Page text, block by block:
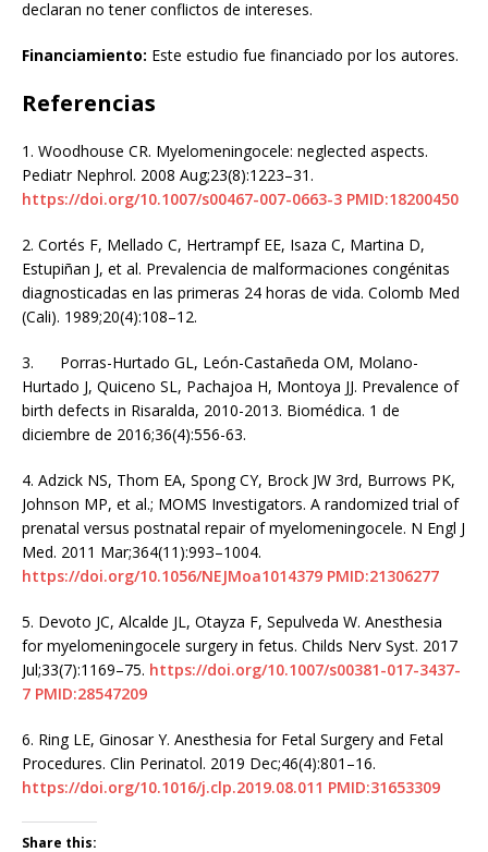
declaran no tener conflictos de intereses.
Financiamiento: Este estudio fue financiado por los autores.
Referencias
1. Woodhouse CR. Myelomeningocele: neglected aspects.
Pediatr Nephrol. 2008 Aug;23(8):1223–31.
https://doi.org/10.1007/s00467-007-0663-3 PMID:18200450
2. Cortés F, Mellado C, Hertrampf EE, Isaza C, Martina D,
Estupiñan J, et al. Prevalencia de malformaciones congénitas
diagnosticadas en las primeras 24 horas de vida. Colomb Med
(Cali). 1989;20(4):108–12.
3. Porras-Hurtado GL, León-Castañeda OM, Molano-
Hurtado J, Quiceno SL, Pachajoa H, Montoya JJ. Prevalence of
birth defects in Risaralda, 2010-2013. Biomédica. 1 de
diciembre de 2016;36(4):556-63.
4. Adzick NS, Thom EA, Spong CY, Brock JW 3rd, Burrows PK,
Johnson MP, et al.; MOMS Investigators. A randomized trial of
prenatal versus postnatal repair of myelomeningocele. N Engl J
Med. 2011 Mar;364(11):993–1004.
https://doi.org/10.1056/NEJMoa1014379 PMID:21306277
5. Devoto JC, Alcalde JL, Otayza F, Sepulveda W. Anesthesia
for myelomeningocele surgery in fetus. Childs Nerv Syst. 2017
Jul;33(7):1169–75. https://doi.org/10.1007/s00381-017-3437-
7 PMID:28547209
6. Ring LE, Ginosar Y. Anesthesia for Fetal Surgery and Fetal
Procedures. Clin Perinatol. 2019 Dec;46(4):801–16.
https://doi.org/10.1016/j.clp.2019.08.011 PMID:31653309
Share this: